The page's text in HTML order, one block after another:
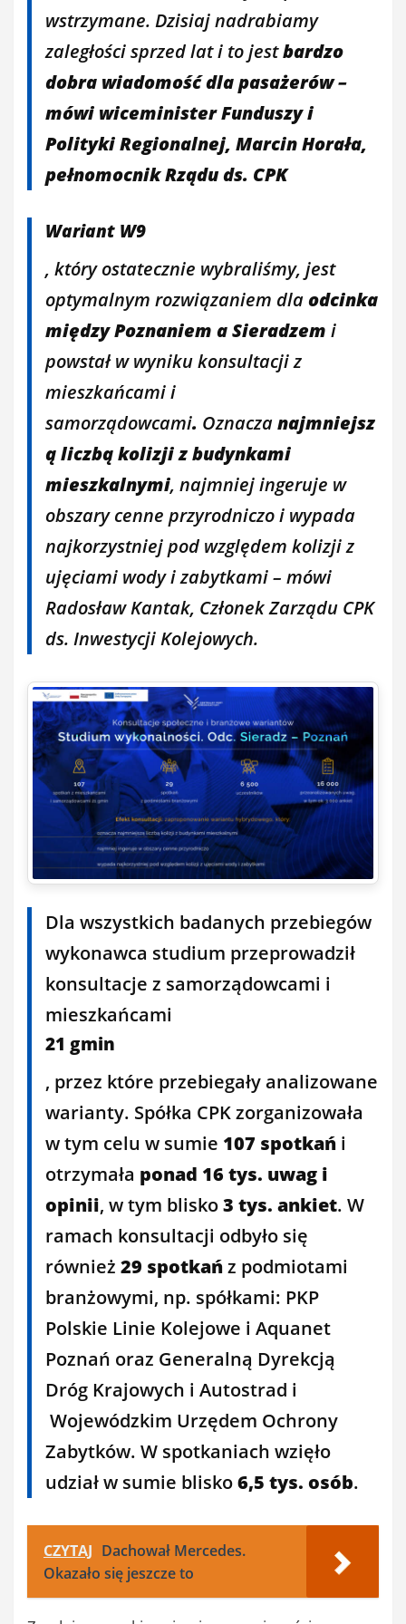
wstrzymane. Dzisiaj nadrabiamy
zaległości sprzed lat i to jestbardzo
dobra wiadomość dla pasażerów –
mówi wiceminister Funduszy i
Polityki Regionalnej, Marcin Horała,
pełnomocnik Rządu ds. CPK
Wariant W9
, który ostatecznie wybraliśmy, jest
optymalnym rozwiązaniem dlaodcinka
między Poznaniem a Sieradzem i
powstał w wyniku konsultacji z
mieszkańcami i
samorządowcami. Oznaczanajmniejsz
ą liczbą kolizji z budynkami
mieszkalnymi, najmniej ingeruje w
obszary cenne przyrodniczo i wypada
najkorzystniej pod względem kolizji z
ujęciami wody i zabytkami – mówi
Radosław Kantak, Członek Zarządu CPK
ds. Inwestycji Kolejowych.
Dla wszystkich badanych przebiegów
wykonawca studium przeprowadził
konsultacje z samorządowcami i
mieszkańcami
21 gmin
, przez które przebiegały analizowane
warianty. Spółka CPK zorganizowała
w tym celu w sumie 107 spotkań i
otrzymała ponad 16 tys. uwag i
opinii, w tym blisko3 tys. ankiet. W
ramach konsultacji odbyło się
również 29 spotkańz podmiotami
branżowymi, np. spółkami: PKP
Polskie Linie Kolejowe i Aquanet
Poznań oraz Generalną Dyrekcją
Dróg Krajowych i Autostrad i
Wojewódzkim Urzędem Ochrony
Zabytków. W spotkaniach wzięło
udział w sumie blisko6,5 tys. osób.
CZYTAJ Dachował Mercedes.
Okazało się jeszcze to